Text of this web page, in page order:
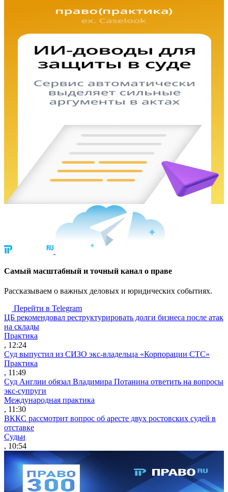
Cамый масштабный и точный канал о праве
Рассказываем о важных деловых и юридических событиях.
Перейти в Telegram
ЦБ рекомендовал реструктурировать долги бизнеса после атак
на склады
Практика
, 12:24
Суд выпустил из СИЗО экс-владельца «Корпорации СТС»
Практика
, 11:49
Суд Англии обязал Владимира Потанина ответить на вопросы
экс-супруги
Международная практика
, 11:30
ВККС рассмотрит вопрос об аресте двух ростовских судей в
отставке
Судьи
, 10:54